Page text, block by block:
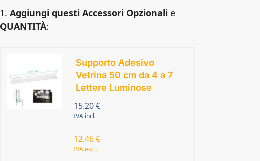
1.Aggiungi questi Accessori Opzionali e
QUANTITÀ:
Supporto Adesivo
Vetrina 50 cm da 4 a 7
Lettere Luminose
15.20€
IVA incl.
12.46€
IVA escl.